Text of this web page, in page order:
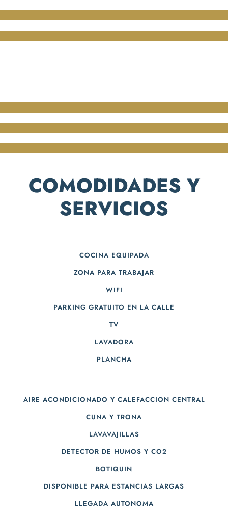
COMODIDADES Y
SERVICIOS
COCINA EQUIPADA
ZONA PARA TRABAJAR
WIFI
PARKING GRATUITO EN LA CALLE
TV
LAVADORA
PLANCHA
AIRE ACONDICIONADO Y CALEFACCION CENTRAL
CUNA Y TRONA
LAVAVAJILLAS
DETECTOR DE HUMOS Y CO2
BOTIQUIN
DISPONIBLE PARA ESTANCIAS LARGAS
LLEGADA AUTONOMA